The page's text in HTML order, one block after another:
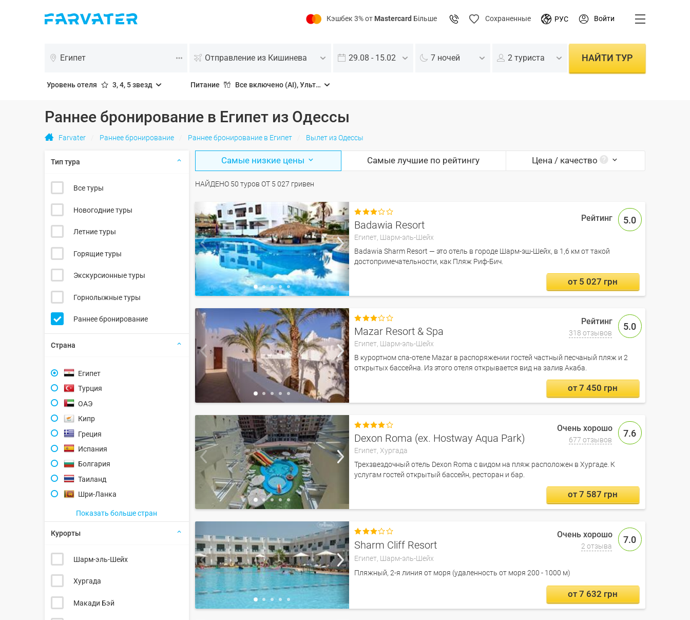
Кэшбек 3% от Mastercard Більше Сохраненные РУС Войти
Египет Отправление из Кишинева 29.08 - 15.02 7 ночей 2 туриста
Уровень отеля 3, 4, 5 звезд Питание Все включено (AI), Ультра все включено (UAI)
НАЙТИ ТУР
Раннее бронирование в Египет из Одессы
Farvater Раннее бронирование Раннее бронирование в Египет Вылет из Одессы
Самые низкие цены Самые лучшие по рейтингу Цена / качество
НАЙДЕНО 50 туров ОТ 5 027 гривен
Тип тура
Все туры
Новогодние туры
Летние туры
Горящие туры
Экскурсионные туры
Горнолыжные туры
Раннее бронирование
Страна
Египет
Турция
ОАЭ
Кипр
Греция
Испания
Болгария
Таиланд
Шри-Ланка
Показать больше стран
Курорты
Шарм-эль-Шейх
Хургада
Макади Бэй
5.0

Badawia Resort
Египет, Шарм-эль-Шейх
Badawia Sharm Resort — это отель в городе Шарм-эш-Шейх, в 1,6 км от такой
достопримечательности, как Пляж Риф-Бич.
от 5 027 грн
5.0
318 отзывов

Mazar Resort & Spa
Египет, Шарм-эль-Шейх
В курортном спа-отеле Mazar в распоряжении гостей частный песчаный пляж и 2
открытых бассейна. Из этого отеля открывается вид на залив Акаба.
от 7 450 грн
7.6
677 отзывов

Dexon Roma (ex. Hostway Aqua Park)
Египет, Хургада
Трехзвездочный отель Dexon Roma с видом на пляж расположен в Хургаде. К
услугам гостей открытый бассейн, ресторан и бар.
от 7 587 грн
7.0
2 отзыва

Sharm Cliff Resort
Египет, Шарм-эль-Шейх
Пляжный, 2-я линия от моря (удаленность от моря 200 - 1000 м)
от 7 632 грн